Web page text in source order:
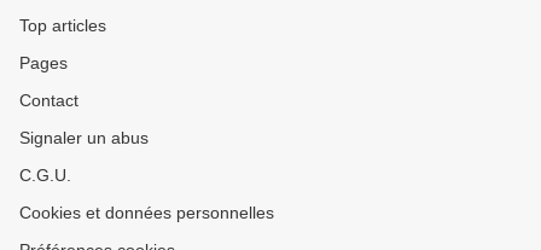
Top articles
Pages
Contact
Signaler un abus
C.G.U.
Cookies et données personnelles